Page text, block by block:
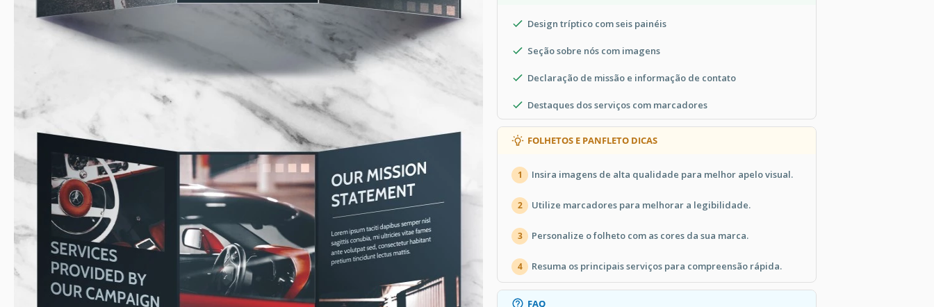
Layout Totalmente Editável e Flexível Está à Sua Disposição
A coisa especial sobre nossos
do Google Docs é que eles são totalmente
editáveis. Você vê diferentes imagens com carros? Você pode substituí-las por suas próprias
fotografias. Adicione uma imagem de um BMW ou Mazda disponível para alugar em seu salão.
Explore as bibliotecas em nosso site para encontrarfolhetos para negócios
sucedido.
Design tríptico com seis painéis
Seção sobre nós com imagens
Declaração de missão e informação de contato
Destaques dos serviços com marcadores
FOLHETOS E PANFLETO DICAS
1 Insira imagens de alta qualidade para melhor apelo visual.
2 Utilize marcadores para melhorar a legibilidade.
3 Personalize o folheto com as cores da sua marca.
4 Resuma os principais serviços para compreensão rápida.
FAQ